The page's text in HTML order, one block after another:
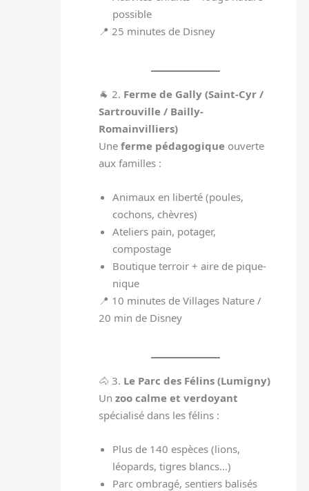
possible
📍 25 minutes de Disney
🐐 2. Ferme de Gally (Saint-Cyr /
Sartrouville / Bailly-
Romainvilliers)
Uneferme pédagogique ouverte
aux familles :
Animaux en liberté (poules,
cochons, chèvres)
Ateliers pain, potager,
compostage
Boutique terroir + aire de pique-
nique
📍 10 minutes de Villages Nature /
20 min de Disney
🐴 3. Le Parc des Félins (Lumigny)
Unzoo calme et verdoyant
spécialisé dans les félins :
Plus de 140 espèces (lions,
léopards, tigres blancs…)
Parc ombragé, sentiers balisés